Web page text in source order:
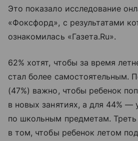
Это показало исследование
«Фоксфорд», с результатами
ознакомилась «Газета.Ru».
62% хотят, чтобы за время
стал более самостоятельным.
(47%) важно, чтобы ребенок
в новых занятиях, а для 44% —
по школьным предметам. Треть
в том, чтобы ребенок летом